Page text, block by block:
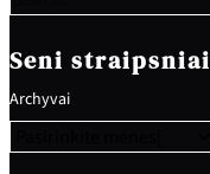
c
h
Seni straipsniai
Archyvai